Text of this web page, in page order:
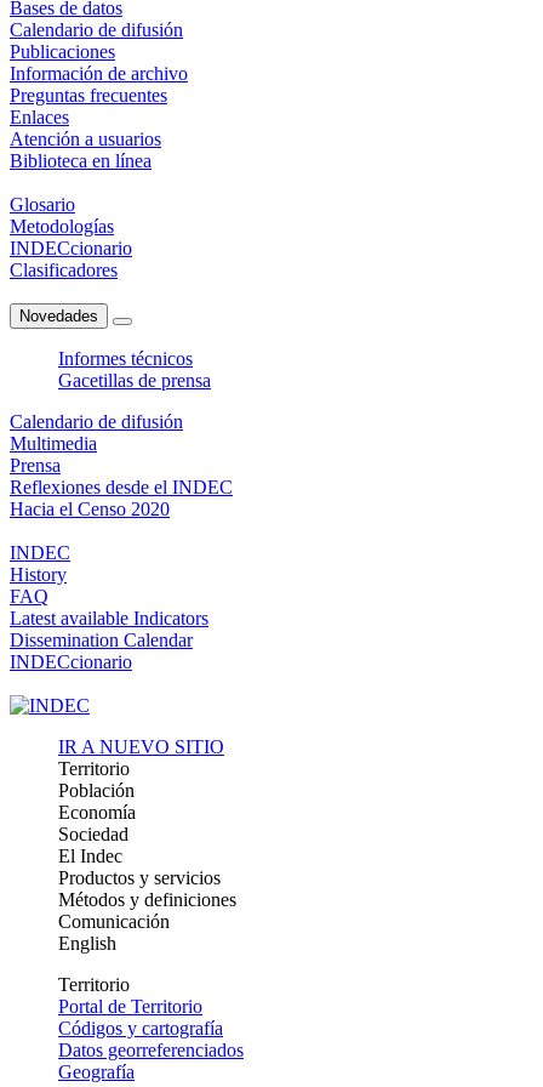
Bases de datos
Calendario de difusión
Publicaciones
Información de archivo
Preguntas frecuentes
Enlaces
Atención a usuarios
Biblioteca en línea
Glosario
Metodologías
INDECcionario
Clasificadores
Novedades
Informes técnicos
Gacetillas de prensa
Calendario de difusión
Multimedia
Prensa
Reflexiones desde el INDEC
Hacia el Censo 2020
INDEC
History
FAQ
Latest available Indicators
Dissemination Calendar
INDECcionario
IR A NUEVO SITIO
Territorio
Población
Economía
Sociedad
El Indec
Productos y servicios
Métodos y definiciones
Comunicación
English
Territorio
Portal de Territorio
Códigos y cartografía
Datos georreferenciados
Geografía